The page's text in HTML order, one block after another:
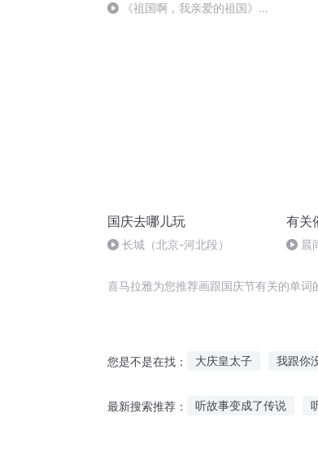
《祖国啊，我亲爱的祖国》温
国庆去哪儿玩
长城（北京-河北段）
有关
晨
喜马拉雅为您推荐画跟国庆节有关的单词
您是不是在找： 大庆皇太子 我跟你
最新搜索推荐： 听故事变成了传说